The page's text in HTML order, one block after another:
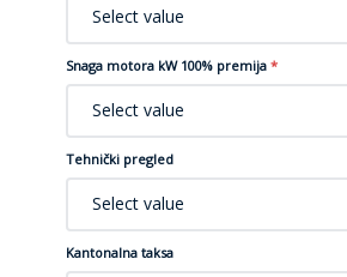
Select value
Snaga motora kW 100% premija *
Select value
Tehnički pregled
Select value
Kantonalna taksa